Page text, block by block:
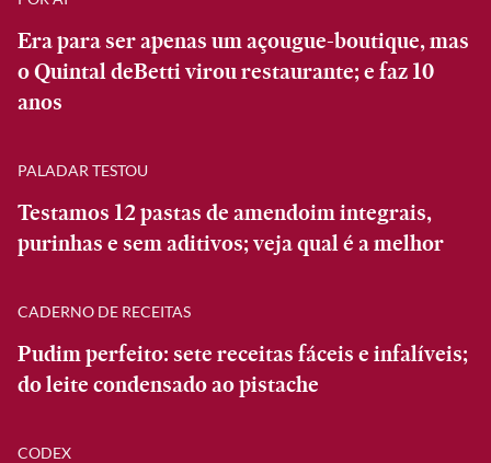
Era para ser apenas um açougue-boutique, mas
o Quintal deBetti virou restaurante; e faz 10
anos
PALADAR TESTOU
Testamos 12 pastas de amendoim integrais,
purinhas e sem aditivos; veja qual é a melhor
CADERNO DE RECEITAS
Pudim perfeito: sete receitas fáceis e infalíveis;
do leite condensado ao pistache
CODEX